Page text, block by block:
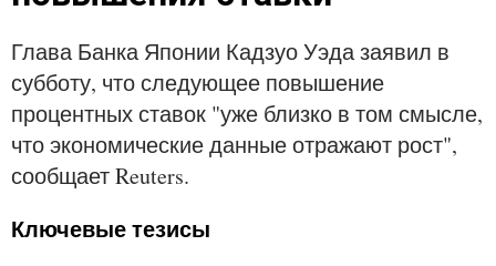
Глава Банка Японии Кадзуо Уэда заявил в
субботу, что следующее повышение
процентных ставок "уже близко в том смысле,
что экономические данные отражают рост",
сообщает Reuters.
Ключевые тезисы